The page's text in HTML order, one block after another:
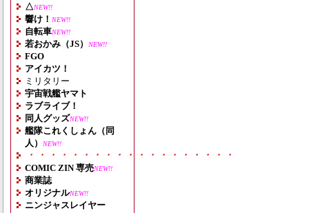
△NEW!!
響け！ NEW!!
自転車NEW!!
若おかみ（JS） NEW!!
FGO
アイカツ！
ミリタリー
宇宙戦艦ヤマト
ラブライブ！
同人グッズNEW!!
艦隊これくしょん（同
人）
NEW!!
・・・・・・・・・・・・・・・・・・・
COMIC ZIN 専売NEW!!
商業誌
オリジナルNEW!!
ニンジャスレイヤー